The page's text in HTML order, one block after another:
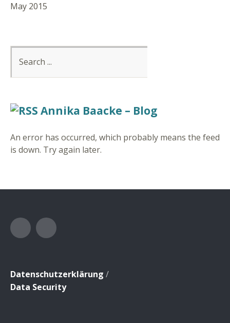
May 2015
Annika Baacke – Blog
An error has occurred, which probably means the feed
is down. Try again later.
Facebook
Datenschutzerklärung /
Data Security